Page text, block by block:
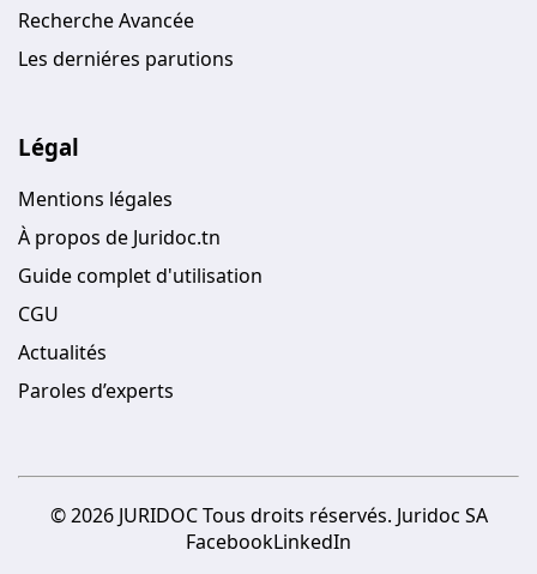
Recherche Avancée
Les derniéres parutions
Légal
Mentions légales
À propos de Juridoc.tn
Guide complet d'utilisation
CGU
Actualités
Paroles d’experts
© 2026 JURIDOC Tous droits réservés. Juridoc SA
FacebookLinkedIn